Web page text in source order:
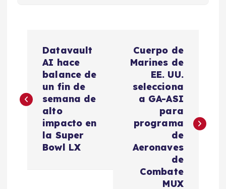
v
Datavault
AI hace
balance de
un fin de
semana de
alto
impacto en
la Super
Bowl LX
Cuerpo de
Marines de
EE. UU.
selecciona
a GA-ASI
para
programa
de
Aeronaves
de
Combate
MUX